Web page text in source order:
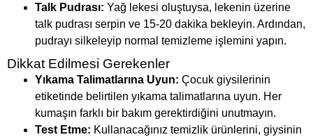
Talk Pudrası: Yağ lekesi oluştuysa, lekenin üzerine
talk pudrası serpin ve 15-20 dakika bekleyin. Ardından,
pudrayı silkeleyip normal temizleme işlemini yapın.
Dikkat Edilmesi Gerekenler
Yıkama Talimatlarına Uyun: Çocuk giysilerinin
etiketinde belirtilen yıkama talimatlarına uyun. Her
kumaşın farklı bir bakım gerektirdiğini unutmayın.
Test Etme: Kullanacağınız temizlik ürünlerini, giysinin